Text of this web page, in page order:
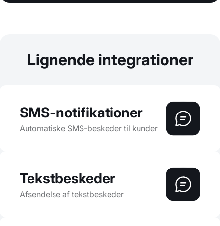
Lignende integrationer
SMS-notifikationer
Automatiske SMS-beskeder til kunder
Tekstbeskeder
Afsendelse af tekstbeskeder